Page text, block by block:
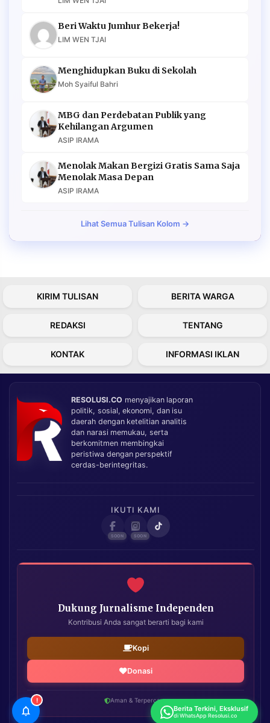
Beri Waktu Jumhur Bekerja!
LIM WEN TJAI
Menghidupkan Buku di Sekolah
Moh Syaiful Bahri
MBG dan Perdebatan Publik yang
Kehilangan Argumen
ASIP IRAMA
Menolak Makan Bergizi Gratis Sama Saja
Menolak Masa Depan
ASIP IRAMA
Lihat Semua Tulisan Kolom →
KIRIM TULISAN BERITA WARGA
REDAKSI TENTANG
KONTAK INFORMASI IKLAN
RESOLUSI.CO menyajikan laporan
politik, sosial, ekonomi, dan isu
daerah dengan ketelitian analitis
dan narasi memukau, serta
berkomitmen membingkai
peristiwa dengan perspektif
cerdas-berintegritas.
IKUTI KAMI
Dukung Jurnalisme Independen
Kontribusi Anda sangat berarti bagi kami
Kopi
Donasi
Aman & Terpercaya
!
Berita Terkini, Eksklusif
di WhatsApp Resolusi.co